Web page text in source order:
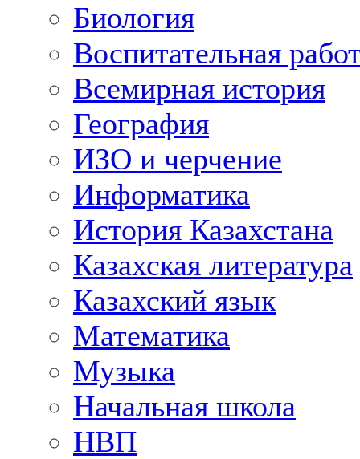
Биология
Воспитательная
Всемирная история
География
ИЗО и черчение
Информатика
История Казахстана
Казахская литература
Казахский язык
Математика
Музыка
Начальная школа
НВП